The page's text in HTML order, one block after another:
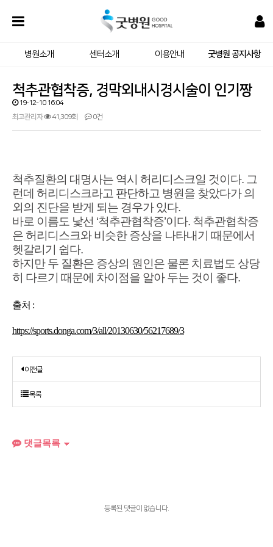
병원소개 센터소개 이용안내 굿병원 공지사항
척추관협착증, 경막외내시경시술이 인기짱
19-12-10 16:04
최고관리자
41,309회 0건
척추질환의 대명사는 역시 허리디스크일 것이다. 그
런데 허리디스크라고 판단하고 병원을 찾았다가 의
외의 진단을 받게 되는 경우가 있다.
바로 이름도 낯선 ‘척추관협착증’이다. 척추관협착증
은 허리디스크와 비슷한 증상을 나타내기 때문에서
헷갈리기 쉽다.
하지만 두 질환은 증상의 원인은 물론 치료법도 상당
히 다르기 때문에 차이점을 알아 두는 것이 좋다.
출처 :
https://sports.donga.com/3/all/20130630/56217689/3
이전글
목록
댓글목록
등록된 댓글이 없습니다.